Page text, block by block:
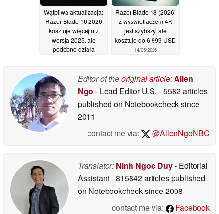
Wątpliwa aktualizacja:
Razer Blade 16 2026
kosztuje więcej niż
wersja 2025, ale
podobno działa
Razer Blade 18 (2026)
z wyświetlaczem 4K
jest szybszy, ale
kosztuje do 6 999 USD
14/05/2026
Editor of theoriginal article:Allen
Ngo - Lead Editor U.S. - 5582 articles
published on Notebookchecksince
2011
contact me via:
@AllenNgoNBC
Translator: Ninh Ngoc Duy- Editorial
Assistant- 815842 articles published
on Notebookchecksince 2008
contact me via:
Facebook